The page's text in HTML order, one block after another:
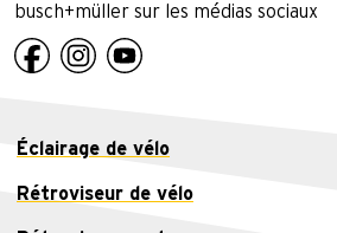
busch+müller sur les médias sociaux
Éclairage de vélo
Rétroviseur de vélo